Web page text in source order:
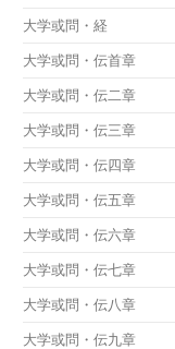
大学或問・経
大学或問・伝首章
大学或問・伝二章
大学或問・伝三章
大学或問・伝四章
大学或問・伝五章
大学或問・伝六章
大学或問・伝七章
大学或問・伝八章
大学或問・伝九章